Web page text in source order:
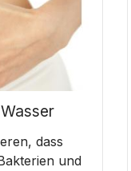
dass
und